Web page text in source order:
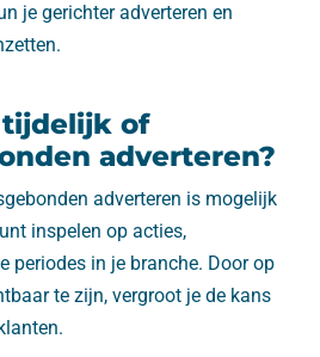
je gerichter adverteren en
tijdelijk of
adverteren?
adverteren is mogelijk
inspelen op acties,
periodes in je branche. Door op
te zijn, vergroot je de kans